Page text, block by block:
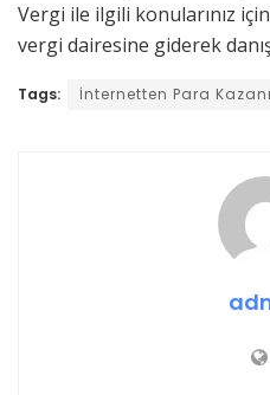
Vergi ile ilgili konularınız
vergi dairesine giderek
Tags: İnternetten Para